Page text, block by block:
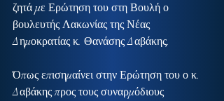
ζητά με Ερώτηση του στη Βουλή ο
βουλευτής Λακωνίας της Νέας
Δημοκρατίας κ. Θανάσης Δαβάκης.
Όπως επισημαίνει στην Ερώτηση του ο κ.
Δαβάκης προς τους συναρμόδιους